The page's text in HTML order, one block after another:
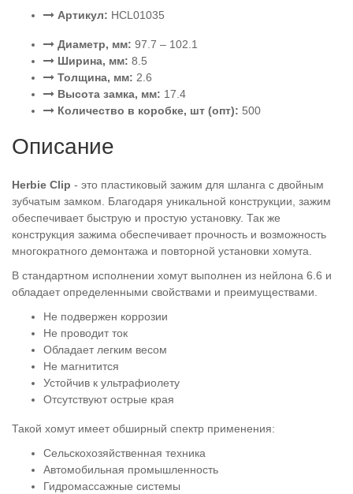
Артикул: HCL01035
Диаметр, мм: 97.7 – 102.1
Ширина, мм: 8.5
Толщина, мм: 2.6
Высота замка, мм: 17.4
Количество в коробке, шт (опт): 500
Описание
Herbie Clip - это пластиковый зажим для шланга с двойным
зубчатым замком. Благодаря уникальной конструкции, зажим
обеспечивает быструю и простую установку. Так же
конструкция зажима обеспечивает прочность и возможность
многократного демонтажа и повторной установки хомута.
В стандартном исполнении хомут выполнен из нейлона 6.6 и
обладает определенными свойствами и преимуществами.
Не подвержен коррозии
Не проводит ток
Обладает легким весом
Не магнитится
Устойчив к ультрафиолету
Отсутствуют острые края
Такой хомут имеет обширный спектр применения:
Сельскохозяйственная техника
Автомобильная промышленность
Гидромассажные системы